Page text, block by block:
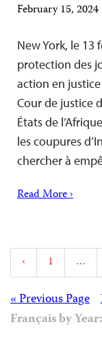
February 15,
New York, le
protection des
action en
Cour de justice
États de
les coupures
chercher à
Read More ›
Posts
‹ 1 …
Posts
« Previous Page
Français by Year: